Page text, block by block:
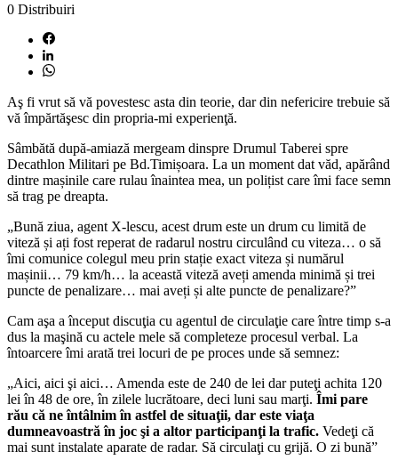
0 Distribuiri
Aş fi vrut să vă povestesc asta din teorie, dar din nefericire trebuie să
vă împărtăşesc din propria-mi experienţă.
Sâmbătă după-amiază mergeam dinspre Drumul Taberei spre
Decathlon Militari pe Bd.Timișoara. La un moment dat văd, apărând
dintre mașinile care rulau înaintea mea, un polițist care îmi face semn
să trag pe dreapta.
„Bună ziua, agent X-lescu, acest drum este un drum cu limită de
viteză și ați fost reperat de radarul nostru circulând cu viteza… o să
îmi comunice colegul meu prin stație exact viteza și numărul
mașinii… 79 km/h… la această viteză aveți amenda minimă și trei
puncte de penalizare… mai aveți și alte puncte de penalizare?”
Cam aşa a început discuţia cu agentul de circulaţie care între timp s-a
dus la maşină cu actele mele să completeze procesul verbal. La
întoarcere îmi arată trei locuri de pe proces unde să semnez:
„Aici, aici şi aici… Amenda este de 240 de lei dar puteţi achita 120
lei în 48 de ore, în zilele lucrătoare, deci luni sau marţi. Îmi pare
rău că ne întâlnim în astfel de situaţii, dar este viaţa
dumneavoastră în joc şi a altor participanţi la trafic. Vedeţi că
mai sunt instalate aparate de radar. Să circulaţi cu grijă. O zi bună”